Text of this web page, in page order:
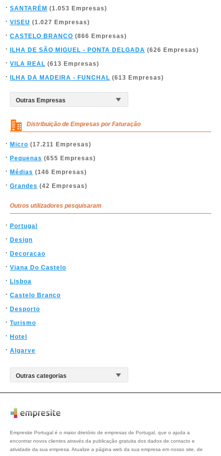
SANTARÉM (1.053 Empresas)
VISEU (1.027 Empresas)
CASTELO BRANCO (866 Empresas)
ILHA DE SÃO MIGUEL - PONTA DELGADA (626 Empresas)
VILA REAL (613 Empresas)
ILHA DA MADEIRA - FUNCHAL (613 Empresas)
Distribuição de Empresas por Faturação
Micro (17.211 Empresas)
Pequenas (655 Empresas)
Médias (146 Empresas)
Grandes (42 Empresas)
Outros utilizadores pesquisaram
Portugal
Design
Decoracao
Viana Do Castelo
Lisboa
Castelo Branco
Desporto
Turismo
Hotel
Algarve
Empresite Portugal é o maior diretório de empresas de Portugal, que o ajuda a
encontrar novos clientes através da publicação gratuita dos dados de contacto e
atividade da sua empresa. Atualize a página web da sua empresa em nosso site, de